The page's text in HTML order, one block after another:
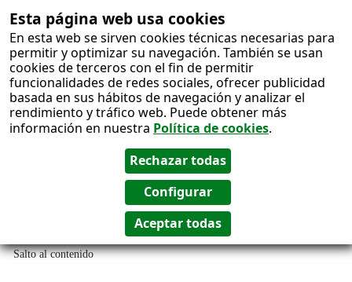
Esta página web usa cookies
En esta web se sirven cookies técnicas necesarias para
permitir y optimizar su navegación. También se usan
cookies de terceros con el fin de permitir
funcionalidades de redes sociales, ofrecer publicidad
basada en sus hábitos de navegación y analizar el
rendimiento y tráfico web. Puede obtener más
información en nuestra Política de cookies.
Salto al contenido